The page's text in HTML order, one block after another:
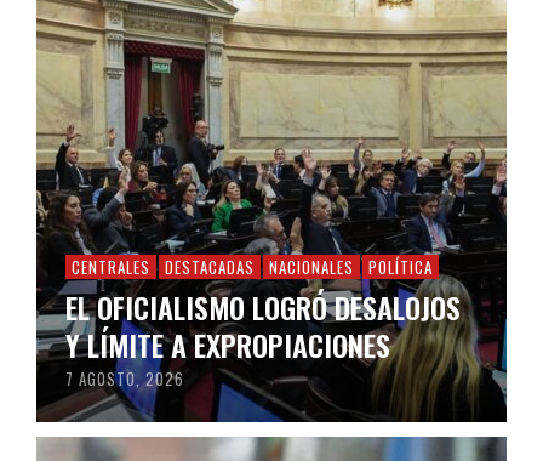
CENTRALES DESTACADAS NACIONALES POLÍTICA
EL OFICIALISMO LOGRÓ DESALOJOS
Y LÍMITE A EXPROPIACIONES
7 AGOSTO, 2026